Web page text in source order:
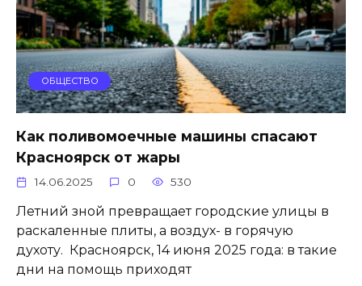
ОБЩЕСТВО
Как поливомоечные машины спасают
Красноярск от жары
14.06.2025 0 530
Летний зной превращает городские улицы в
раскаленные плиты, а воздух- в горячую
духоту. Красноярск, 14 июня 2025 года: в такие
дни на помощь приходят